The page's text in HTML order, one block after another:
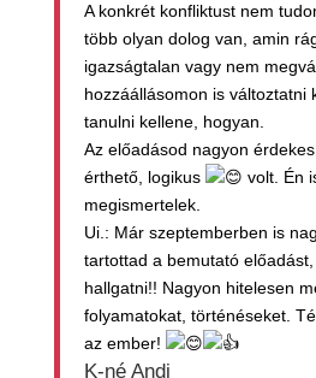
A konkrét konfliktust nem
több olyan dolog van, amin
igazságtalan vagy nem
hozzáállásomon is változtatni
tanulni kellene, hogyan.
Az előadásod nagyon
érthető, logikus
volt. Én
megismertelek.
Ui.: Már szeptemberben is
tartottad a bemutató
hallgatni!! Nagyon hitelesen
folyamatokat, történéseket.
az ember!
K-né Andi